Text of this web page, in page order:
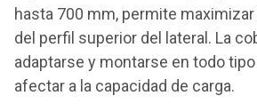
hasta 700 mm, permite maximizar
del perfil superior del lateral. La
adaptarse y montarse en todo
afectar a la capacidad de carga.